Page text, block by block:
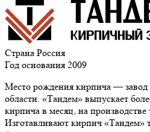
Страна Россия
Год основания 2009
Место рождения кирпича —
области. «Тандем» выпускает
кирпича в месяц, на производстве
Изготавливают кирпич «Тандем»